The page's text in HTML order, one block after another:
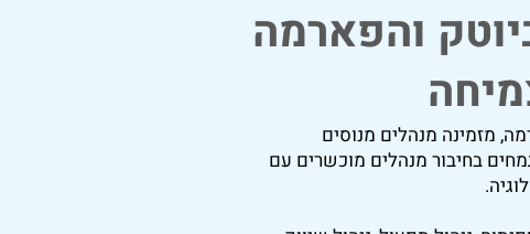
והפארמה
מזמינה מנהלים מנוסים
בחיבור מנהלים מוכשרים עם